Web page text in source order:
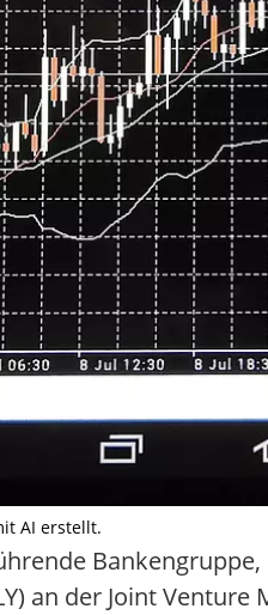
AI erstellt.
an der Joint